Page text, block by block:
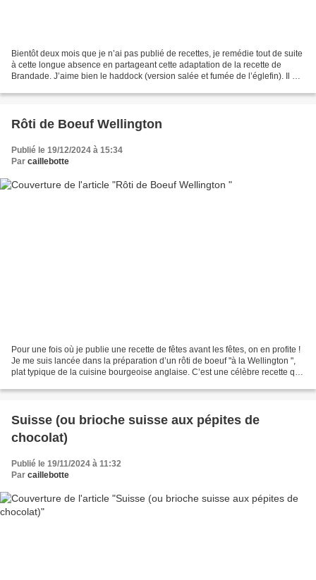
Bientôt deux mois que je n’ai pas publié de recettes, je remédie tout de suite
à cette longue absence en partageant cette adaptation de la recette de
Brandade. J’aime bien le haddock (version salée et fumée de l’églefin). Il est
Rôti de Boeuf Wellington
Publié le 19/12/2024 à 15:34
Par caillebotte
Pour une fois où je publie une recette de fêtes avant les fêtes, on en profite !
Je me suis lancée dans la préparation d’un rôti de boeuf "à la Wellington ",
plat typique de la cuisine bourgeoise anglaise. C’est une célèbre recette qui
Suisse (ou brioche suisse aux pépites de
chocolat)
Publié le 19/11/2024 à 11:32
Par caillebotte